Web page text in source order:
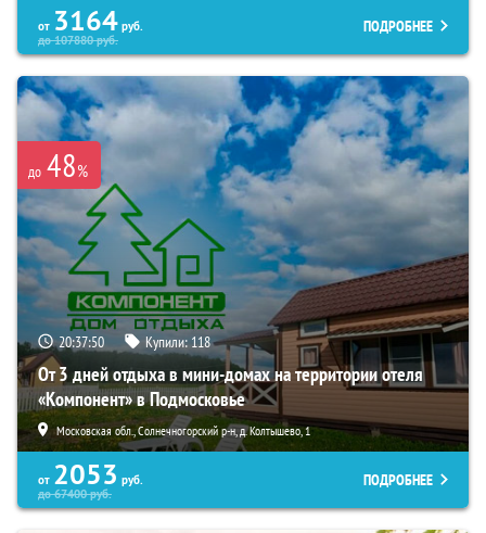
от 3164 руб.
до107880руб.
ПОДРОБНЕЕ
до 48%
20:37:49 Купили: 118
От 3 дней отдыха в мини-домах на территории отеля
«Компонент» в Подмосковье
Московская обл., Солнечногорский р-н, д. Колтышево, 1
от 2053 руб.
до67400руб.
ПОДРОБНЕЕ